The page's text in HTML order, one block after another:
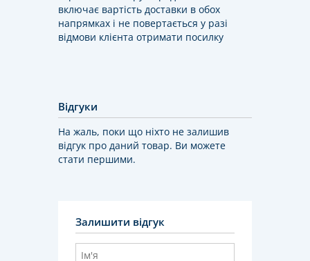
включає вартість доставки в обох
напрямках і не повертається у разі
відмови клієнта отримати посилку
Відгуки
На жаль, поки що ніхто не залишив
відгук про даний товар. Ви можете
стати першими.
Залишити відгук